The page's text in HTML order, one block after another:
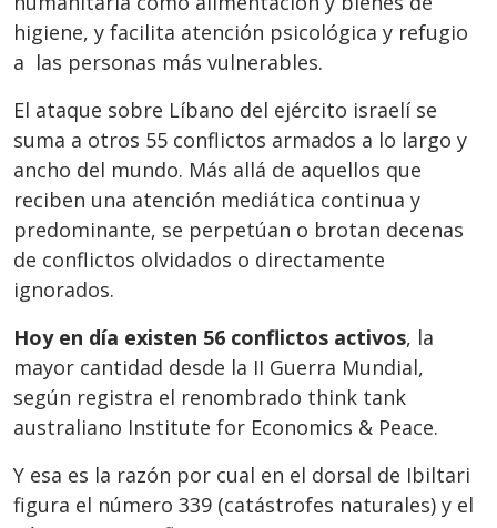
higiene, y facilita atención psicológica y refugio
a las personas más vulnerables.
El ataque sobre Líbano del ejército israelí se
suma a otros 55 conflictos armados a lo largo y
ancho del mundo. Más allá de aquellos que
reciben una atención mediática continua y
predominante, se perpetúan o brotan decenas
de conflictos olvidados o directamente
ignorados.
Hoy en día existen 56 conflictos activos, la
mayor cantidad desde la II Guerra Mundial,
según registra el renombrado think tank
australiano Institute for Economics & Peace.
Y esa es la razón por cual en el dorsal de Ibiltari
figura el número 339 (catástrofes naturales) y el